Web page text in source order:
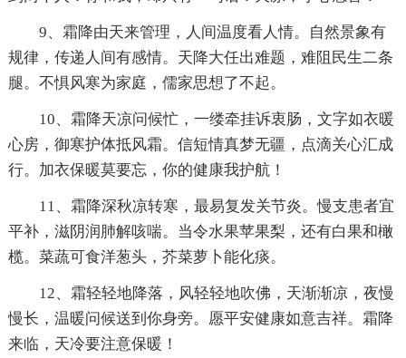
9、霜降由天来管理，人间温度看人情。自然景象有
规律，传递人间有感情。天降大任出难题，难阻民生二条
腿。不惧风寒为家庭，儒家思想了不起。
10、霜降天凉问候忙，一缕牵挂诉衷肠，文字如衣暖
心房，御寒护体抵风霜。信短情真梦无疆，点滴关心汇成
行。加衣保暖莫要忘，你的健康我护航！
11、霜降深秋凉转寒，最易复发关节炎。慢支患者宜
平补，滋阴润肺解咳喘。当令水果苹果梨，还有白果和橄
榄。菜蔬可食洋葱头，芥菜萝卜能化痰。
12、霜轻轻地降落，风轻轻地吹佛，天渐渐凉，夜慢
慢长，温暖问候送到你身旁。愿平安健康如意吉祥。霜降
来临，天冷要注意保暖！